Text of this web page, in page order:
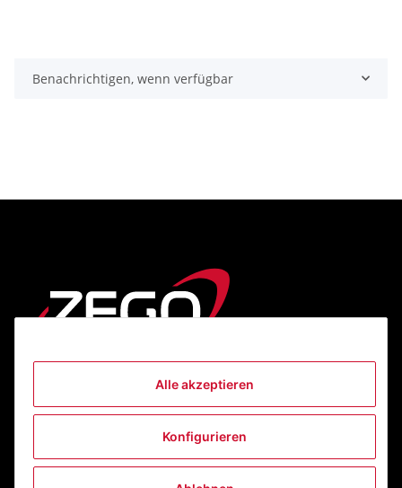
Alle akzeptieren
Konfigurieren
Benachrichtigen, wenn verfügbar
Informationen